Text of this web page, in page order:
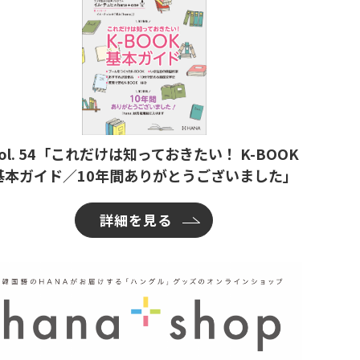
54「これだけは知っておきたい！ K-BOOK
本ガイド／10年間ありがとうございました」
詳細を見る